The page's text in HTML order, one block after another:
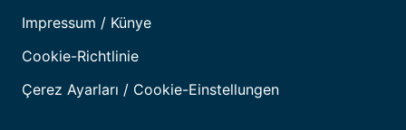
Impressum / Künye
Cookie-Richtlinie
Çerez Ayarları / Cookie-Einstellungen